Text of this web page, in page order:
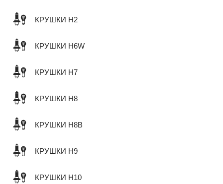
КРУШКИ H2
КРУШКИ H6W
КРУШКИ H7
КРУШКИ H8
КРУШКИ H8B
КРУШКИ H9
КРУШКИ H10